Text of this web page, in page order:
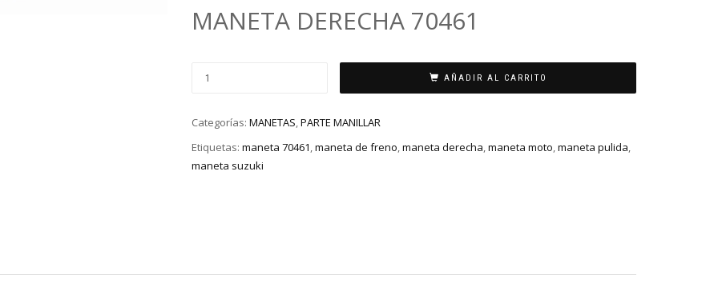
MANETA DERECHA 70461
AÑADIR AL CARRITO
Categorías: MANETAS,PARTE MANILLAR
Etiquetas: maneta 70461,maneta de freno,maneta derecha,maneta moto,maneta pulida,
maneta suzuki